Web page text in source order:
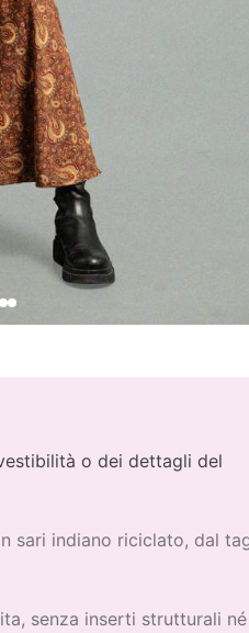
o dei dettagli del
sari indiano riciclato, dal
senza inserti strutturali né